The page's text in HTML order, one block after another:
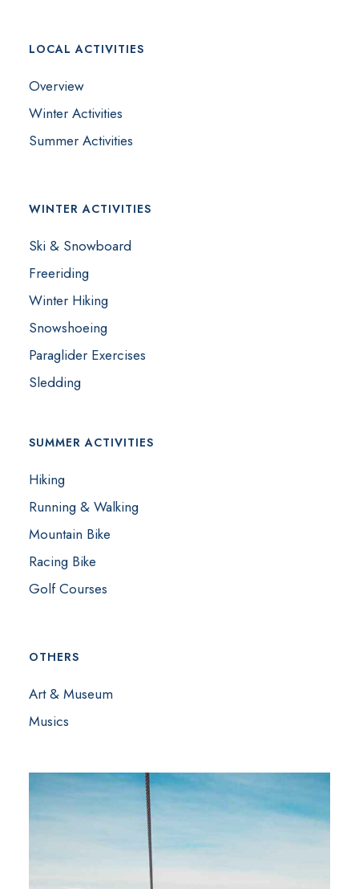
LOCAL ACTIVITIES
Overview
Winter Activities
Summer Activities
WINTER ACTIVITIES
Ski & Snowboard
Freeriding
Winter Hiking
Snowshoeing
Paraglider Exercises
Sledding
SUMMER ACTIVITIES
Hiking
Running & Walking
Mountain Bike
Racing Bike
Golf Courses
OTHERS
Art & Museum
Musics